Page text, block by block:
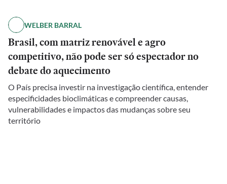
WELBER BARRAL
Brasil, com matriz renovável e agro
competitivo, não pode ser só espectador no
debate do aquecimento
O País precisa investir na investigação científica, entender
especificidades bioclimáticas e compreender causas,
vulnerabilidades e impactos das mudanças sobre seu
território